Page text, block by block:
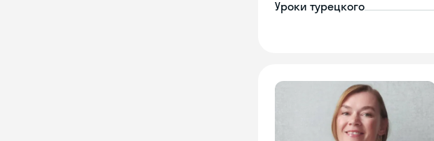
Уроки турецкого